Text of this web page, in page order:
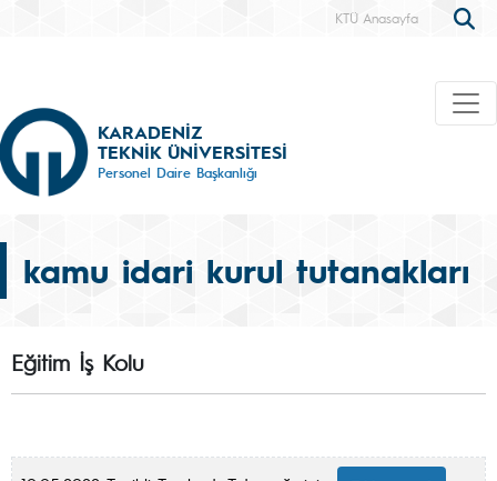
KTÜ Anasayfa
KARADENİZ
TEKNİK ÜNİVERSİTESİ
Personel Daire Başkanlığı
kamu idari kurul tutanakları
Eğitim İş Kolu